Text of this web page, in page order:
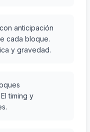
anticipación
cada bloque.
y gravedad.
timing y